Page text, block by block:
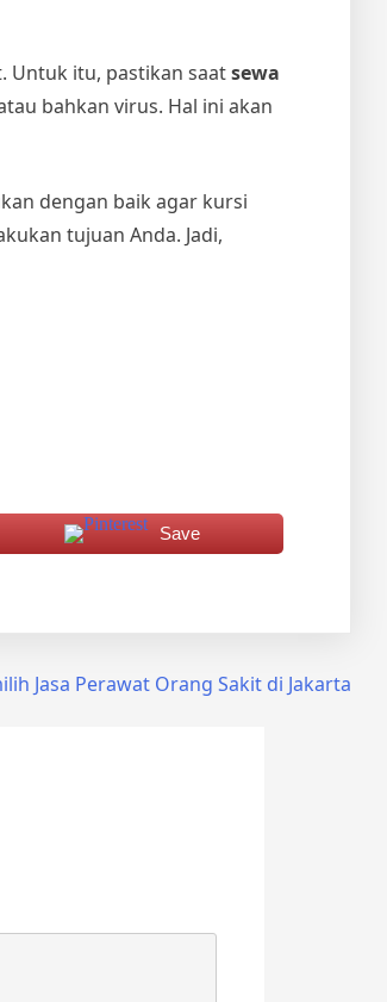
Untuk itu, pastikan saatsewa
bahkan virus. Hal ini akan
dengan baik agar kursi
tujuan Anda. Jadi,
Save
Jasa Perawat Orang Sakit di Jakarta